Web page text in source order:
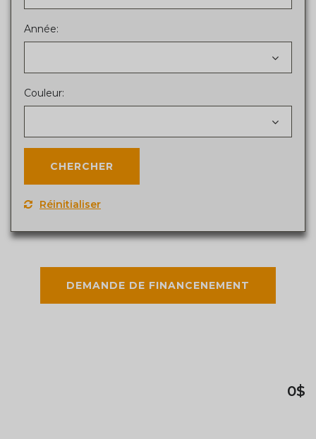
Année:
Couleur:
Réinitialiser
DEMANDE DE FINANCENEMENT
0$